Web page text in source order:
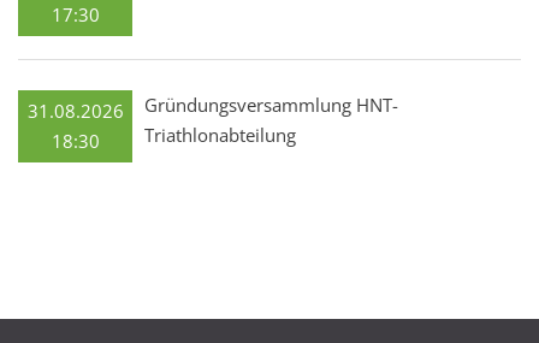
17:30
31.08.2026
18:30
Gründungsversammlung HNT-
Triathlonabteilung